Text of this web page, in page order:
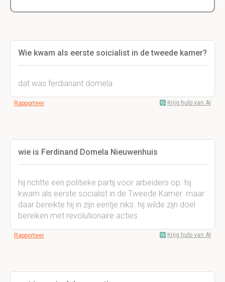
Wie kwam als eerste soicialist in de tweede kamer?
dat was ferdianant domela
Rapporteer Krijg hulp van AI
wie is Ferdinand Domela Nieuwenhuis
hij richtte een politieke partij voor arbeiders op. hij
kwam als eerste socialist in de Tweede Kamer. maar
daar bereikte hij in zijn eentje niks. hij wilde zijn doel
bereiken met revolutionaire acties
Rapporteer Krijg hulp van AI